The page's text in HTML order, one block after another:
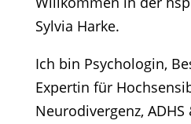
Sylvia Harke.
Ich bin Psychologin,
Expertin für
Neurodivergenz,